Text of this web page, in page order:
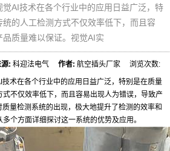
觉AI技术在各个行业中的应用日益广泛，特
的人工检测方式不仅效率低下，而且容
质量难以保证。视觉AI实
: 科迎法电气作者: 航空插头厂家 浏览次数:
术在各个行业中的应用日益广泛，特别是在质量
不仅效率低下，而且容易出现人为错误，导致产
量检测系统的出现，极大地提升了检测的效率和
个方面详细探讨这一系统的优势及应用。